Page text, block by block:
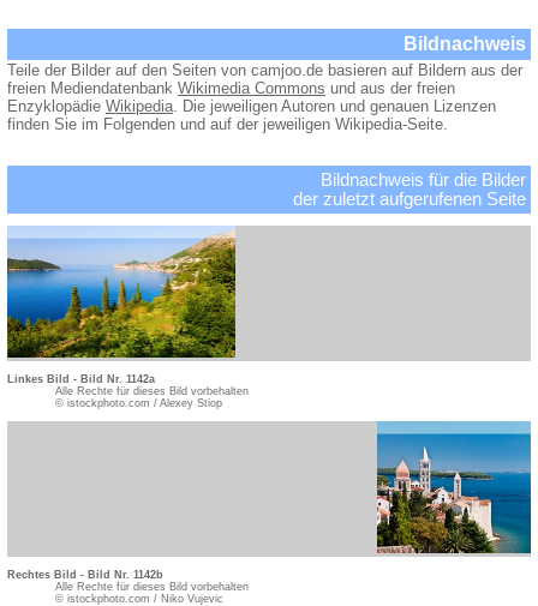
Bildnachweis
Teile der Bilder auf den Seiten von camjoo.de basieren auf Bildern aus der
freien Mediendatenbank Wikimedia Commons und aus der freien
Enzyklopädie Wikipedia . Die jeweiligen Autoren und genauen Lizenzen
finden Sie im Folgenden und auf der jeweiligen Wikipedia-Seite.
Bildnachweis für die Bilder
der zuletzt aufgerufenen Seite
Linkes Bild - Bild Nr. 1142a
Alle Rechte für dieses Bild vorbehalten
© istockphoto.com / Alexey Stiop
Rechtes Bild - Bild Nr. 1142b
Alle Rechte für dieses Bild vorbehalten
© istockphoto.com / Niko Vujevic